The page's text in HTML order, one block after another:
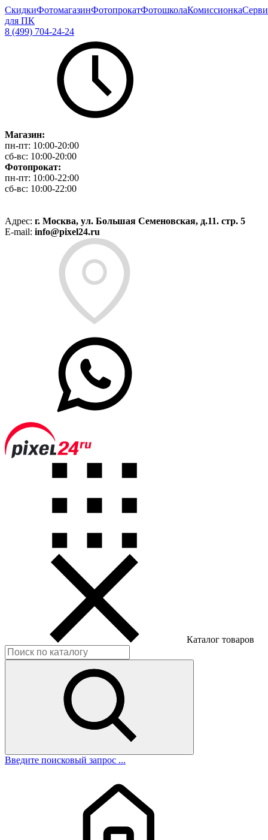
СкидкиФотомагазинФотопрокатФотошколаКомиссионка
для ПК
8 (499) 704-24-24
Магазин:
пн-пт: 10:00-20:00
сб-вс: 10:00-20:00
Фотопрокат:
пн-пт: 10:00-22:00
сб-вс: 10:00-22:00
Адрес: г. Москва, ул. Большая Семеновская, д.11. стр. 5
E-mail: info@pixel24.ru
Каталог товаров
Введите поисковый запрос ...